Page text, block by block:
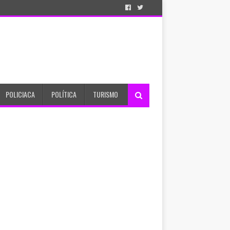
POLICIACA POLÍTICA TURISMO